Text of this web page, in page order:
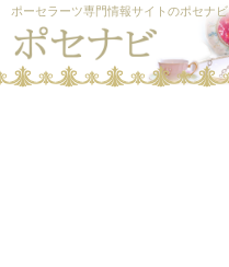
ポーセラーツ専門情報サイトのポセナビ